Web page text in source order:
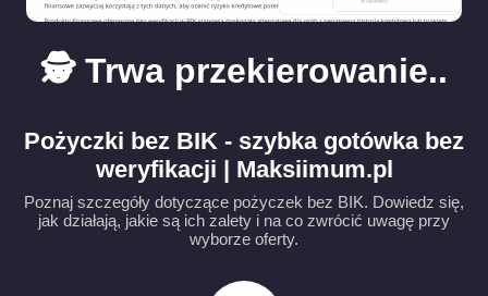
🕵️ Trwa przekierowanie..
Pożyczki bez BIK - szybka gotówka bez
weryfikacji | Maksiimum.pl
Poznaj szczegóły dotyczące pożyczek bez BIK. Dowiedz się,
jak działają, jakie są ich zalety i na co zwrócić uwagę przy
wyborze oferty.